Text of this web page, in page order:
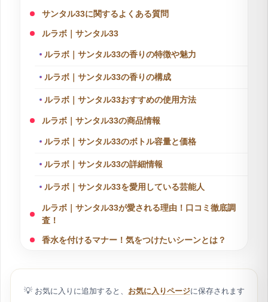
サンタル33に関するよくある質問
ルラボ｜サンタル33
ルラボ｜サンタル33の香りの特徴や魅力
ルラボ｜サンタル33の香りの構成
ルラボ｜サンタル33おすすめの使用方法
ルラボ｜サンタル33の商品情報
ルラボ｜サンタル33のボトル容量と価格
ルラボ｜サンタル33の詳細情報
ルラボ｜サンタル33を愛用している芸能人
ルラボ｜サンタル33が愛される理由！口コミ徹底調
査！
香水を付けるマナー！気をつけたいシーンとは？
ルラボ｜サンタル33:商品詳細
💡 お気に入りに追加すると、 お気に入りページに保存されます